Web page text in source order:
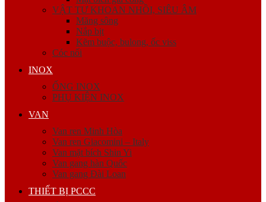
VẬT TƯ KHOAN NHỒI, SIÊU ÂM
Măng sông
Nắp bịt
Kẽm buộc, bulong, ốc viss
Cóc nối
INOX
ỐNG INOX
PHỤ KIỆN INOX
VAN
Van ren Minh Hòa
Van ren Giacomini – Italy
Van mặt bích Shin Yi
Van gang hàn Quốc
Van gang Đài Loan
THIẾT BỊ PCCC